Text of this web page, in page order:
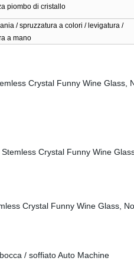
piombo di cristallo
/ spruzzatura a colori / levigatura /
a mano
/ soffiato Auto Machine